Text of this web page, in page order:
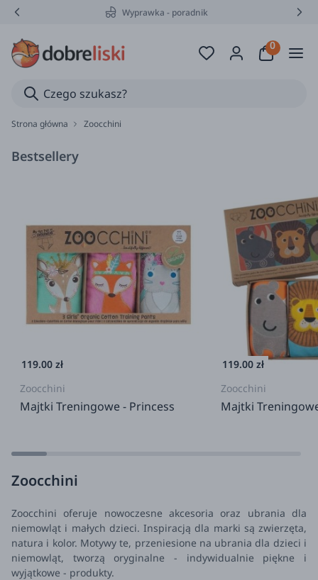
Wyprawka - poradnik
Strona główna Zoocchini
Bestsellery
119.00 zł
Zoocchini
Majtki Treningowe - Princess
119.00 zł
Zoocchini
Majtki
Zoocchini
Zoocchini oferuje nowoczesne akcesoria oraz ubrania dla
niemowląt i małych dzieci. Inspiracją dla marki są zwierzęta,
natura i kolor. Motywy te, przeniesione na ubrania dla dzieci i
niemowląt, tworzą oryginalne - indywidualnie piękne i
wyjątkowe - produkty.